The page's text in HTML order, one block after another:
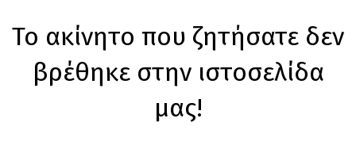
Το ακίνητο που ζητήσατε δεν
βρέθηκε στην ιστοσελίδα
μας!